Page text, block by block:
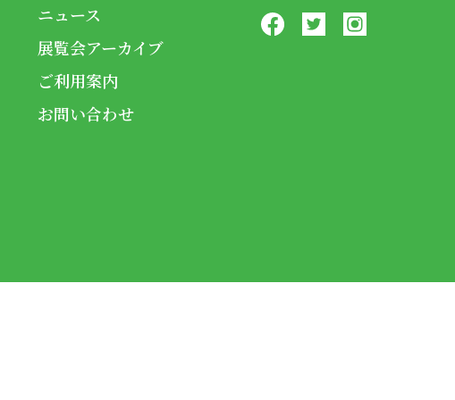
ニュース
展覧会アーカイブ
ご利用案内
お問い合わせ